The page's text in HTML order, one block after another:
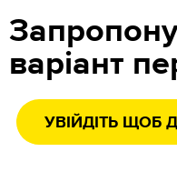
варіант
УВІЙДІТЬ ЩОБ